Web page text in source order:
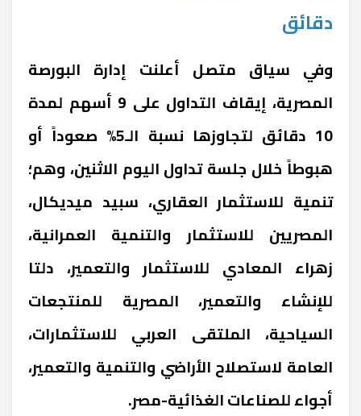
دقائق
وفي سياق متصل أعلنت إدارة البورصة
المصرية، إيقاف التداول على 9 أسهم لمدة
10 دقائق لتجاوزها نسبة الـ5% صعوداً أو
هبوطاً خلال جلسة تداول اليوم الاثنين، وهم؛
تنمية للاستثمار العقاري، سبيد ميديكال،
المصريين للاستثمار والتنمية العمرانية،
زهراء المعادي للاستثمار والتعمير، دلتا
للإنشاء والتعمير، المصرية للمنتجعات
السياحية، الملتقى العربي للاستثمارات،
العامة لاستصلاح الأراضي والتنمية والتعمير،
أجواء للصناعات الغذائية-مصر.